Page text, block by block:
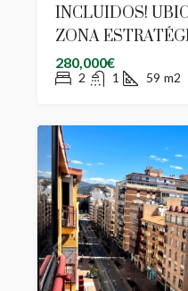
INCLUIDOS!
ZONA
280,000€
2 1 59 m2